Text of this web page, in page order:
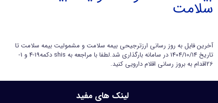
سمیس
ورود اعضا
سلامت
آخرین فایل به روز رسانی ارزترجیحی بیمه سلامت و مشمولیت بیمه سلامت تا
تاریخ 1404/10/14 در سامانه بارگذاری شد.لطفا با مراجعه به shis دکمه19-4 و 1-
26اقدام به بروز رسانی اقلام دارویی کنید.
لینک های مفید